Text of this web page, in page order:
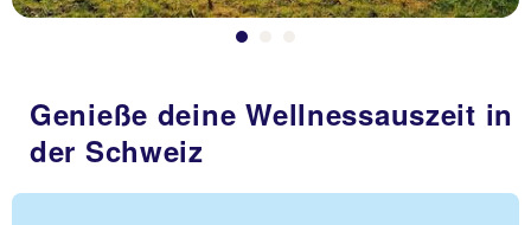
Genieße deine Wellnessauszeit in
der Schweiz